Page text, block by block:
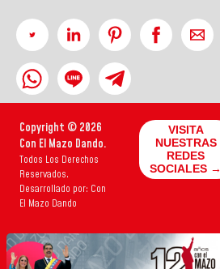
Copyright © 2026
Con El Mazo Dando.
Todos Los Derechos
Reservados.
Desarrollado por: Con
El Mazo Dando
VISITA
NUESTRAS
REDES
SOCIALES →